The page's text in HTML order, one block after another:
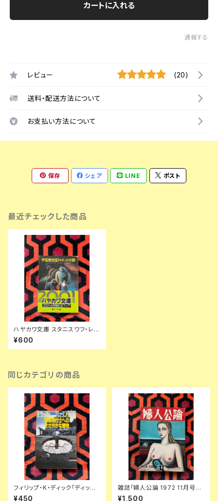
カートに入れる
通報する
レビュー (20)
送料・配送方法について
お支払い方法について
保存 シェア LINE ポスト
最近チェックした商品
ハヤカワ文庫 スタニスワフ・レム
「宇宙創世記ロボットの旅」吉上
昭三・村手義治 訳 帯付き 早川
書房 SF
¥600
同じカテゴリの商品
フィリップ・K・ディック「ディック
傑作集② 時間飛行士へのささ
¥450
雑誌「婦人公論 1972 11月号」
表紙:金子國義 中央公論社 澁澤
¥1,500